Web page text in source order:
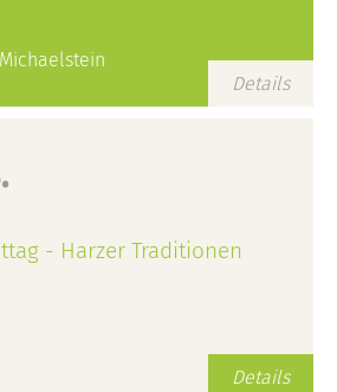
Details
- Harzer Traditionen
Details